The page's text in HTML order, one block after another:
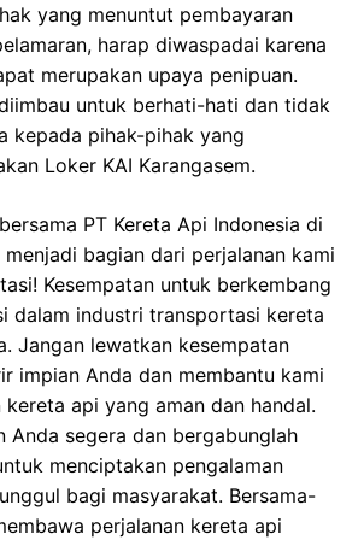
yang menuntut pembayaran
harap diwaspadai karena
merupakan upaya penipuan.
untuk berhati-hati dan tidak
kepada pihak-pihak yang
Loker KAI Karangasem.
PT Kereta Api Indonesia di
menjadi bagian dari perjalanan kami
Kesempatan untuk berkembang
dalam industri transportasi kereta
Jangan lewatkan kesempatan
impian Anda dan membantu kami
kereta api yang aman dan handal.
Anda segera dan bergabunglah
menciptakan pengalaman
bagi masyarakat. Bersama-
perjalanan kereta api